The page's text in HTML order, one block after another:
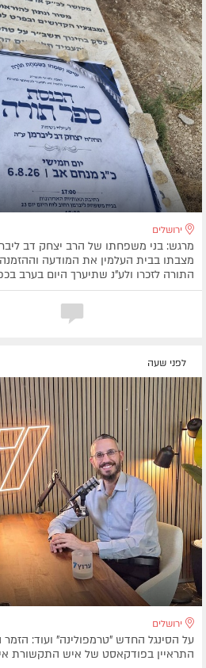
ירושלים
מרגש: בני משפחתו של הרב יצחק דב
מצבתו בבית העלמין את המודעה
התורה לזכרו ולע"נ שתיערך היום בערב
לפני שעה
ירושלים
על הסינגל החדש "טרמפולינה" ועוד:
התראיין בפודקאסט של איש התקשורת